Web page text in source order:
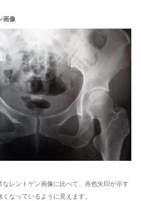
画像
なレントゲン画像に比べて、赤色矢印が示す
なっているように見えます。